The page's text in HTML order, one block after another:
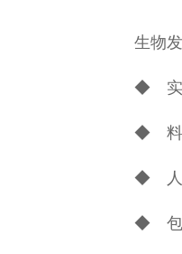
生物
◆ 实
◆ 料
◆ 人
◆ 包